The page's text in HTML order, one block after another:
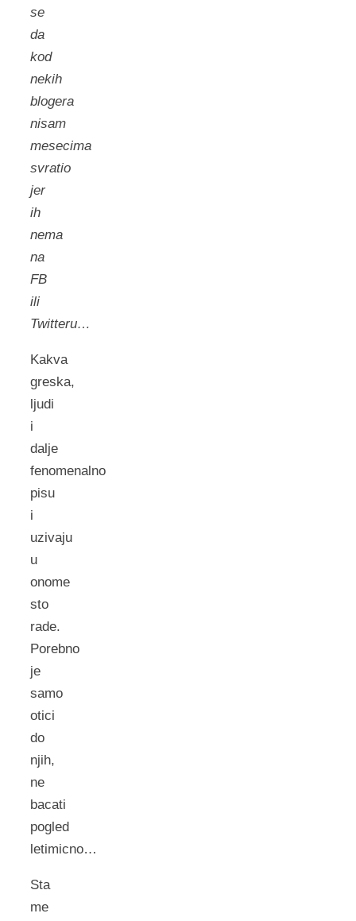
se
da
kod
nekih
blogera
nisam
mesecima
svratio
jer
ih
nema
na
FB
ili
Twitteru…
Kakva
greska,
ljudi
i
dalje
fenomenalno
pisu
i
uzivaju
u
onome
sto
rade.
Porebno
je
samo
otici
do
njih,
ne
bacati
pogled
letimicno…
Sta
me